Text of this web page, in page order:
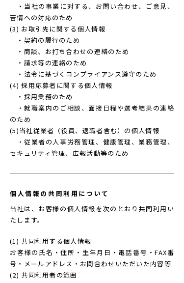
・当社の事業に対する、お問い合わせ、ご意見、
苦情への対応のため
(3) お取引先に関する個人情報
・契約の履行のため
・商談、お打ち合わせの連絡のため
・請求等の連絡のため
・法令に基づくコンプライアンス遵守のため
(4) 採用応募者に関する個人情報
・採用業務のため
・就職案内のご相談、面接日程や選考結果の連絡
のため
(5)当社従業者（役員、退職者含む）の個人情報
・従業者の人事労務管理、健康管理、業務管理、
セキュリティ管理、広報活動等のため
個人情報の共同利用について
当社は、お客様の個人情報を次のとおり共同利用い
たします。
(1) 共同利用する個人情報
お客様の氏名・住所・生年月日・電話番号・FAX番
号・メールアドレス・お問合わせいただいた内容等
(2) 共同利用者の範囲